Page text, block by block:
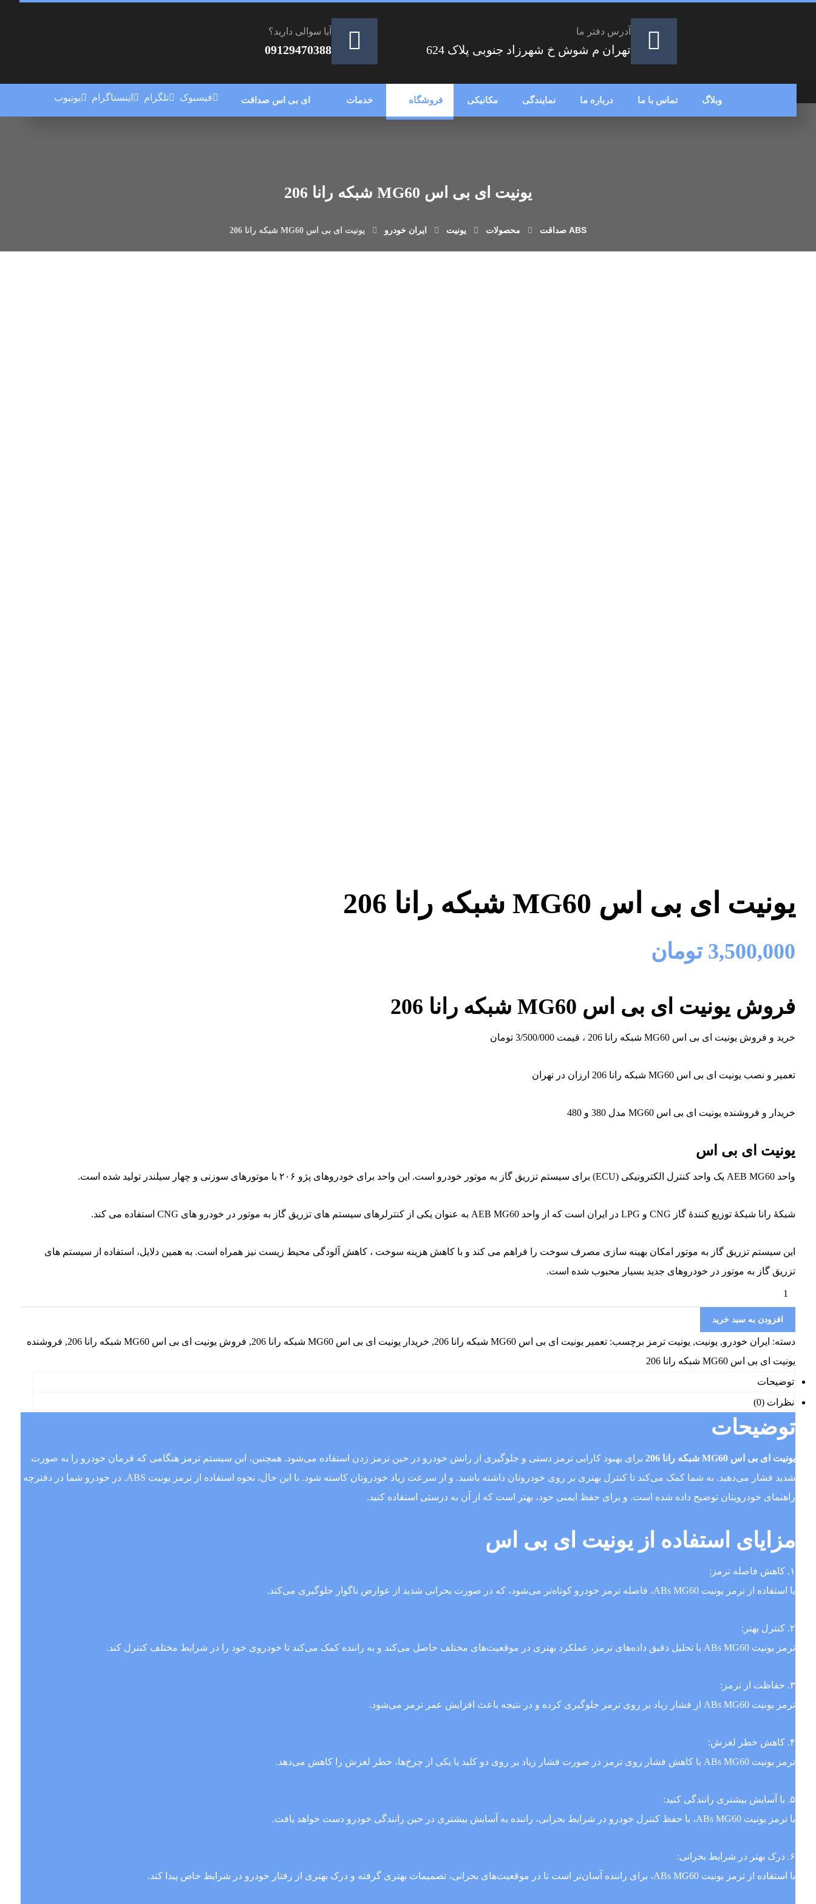
آدرس دفتر ما
تهران م شوش خ شهرزاد جنوبی پلاک 624
آیا سوالی دارید؟
09129470388
ای بی اس صداقت خدمات فروشگاه مکانیکی نمایندگی درباره ما تماس با ما وبلاگ فیسبوک تلگرام اینستاگرام یوتیوب
یونیت ای بی اس MG60 شبکه رانا 206
محصولات یونیت ایران خودرو یونیت ای بی اس MG60 شبکه رانا 206
یونیت ای بی اس MG60 شبکه رانا 206
3,500,000 تومان
فروش یونیت ای بی اس MG60 شبکه رانا 206
خرید و فروش یونیت ای بی اس MG60 شبکه رانا 206 ، قیمت 3/500/000 تومان
تعمیر و نصب یونیت ای بی اس MG60 شبکه رانا 206 ارزان در تهران
خریدار و فروشنده یونیت ای بی اس MG60 مدل 380 و 480
یونیت ای بی اس
واحد AEB MG60 یک واحد کنترل الکترونیکی (ECU) برای سیستم تزریق گاز به موتور خودرو است. این واحد برای خودروهای پژو ۲۰۶ با موتورهای سوزنی و چهار سیلندر تولید شده است.
شبکهٔ رانا شبکهٔ توزیع کنندهٔ گاز CNG و LPG در ایران است که از واحد AEB MG60 به عنوان یکی از کنترلرهای سیستم های تزریق گاز به موتور در خودرو های CNG استفاده می کند.
این سیستم تزریق گاز به موتور امکان بهینه سازی مصرف سوخت را فراهم می کند و با کاهش هزینه سوخت ، کاهش آلودگی محیط زیست نیز همراه است. به همین دلایل، استفاده از سیستم های
تزریق گاز به موتور در خودروهای جدید بسیار محبوب شده است.
افزودن به سبد خرید
دسته: ایران خودرو, یونیت, یونیت ترمز برچسب: تعمیر یونیت ای بی اس MG60 شبکه رانا 206 , خریدار یونیت ای بی اس MG60 شبکه رانا 206 , فروش یونیت ای بی اس MG60 شبکه رانا 206 , فروشنده
یونیت ای بی اس MG60 شبکه رانا 206
توضیحات
نظرات (0)
توضیحات
یونیت ای بی اس MG60 شبکه رانا 206
برای بهبود کارایی ترمز دستی و جلوگیری از رانش خودرو در حین ترمز زدن استفاده می‌شود. همچنین، این سیستم ترمز هنگامی که فرمان خودرو را به صورت
شدید فشار می‌دهید. به شما کمک می‌کند تا کنترل بهتری بر روی خودروتان داشته باشید. و از سرعت زیاد خودروتان کاسته شود. با این حال، نحوه استفاده از ترمز یونیت ABS. در خودرو شما در دفترچه
راهنمای خودرویتان توضیح داده شده است. و برای حفظ ایمنی خود، بهتر است که از آن به درستی استفاده کنید.
مزایای استفاده از یونیت ای بی اس
۱. کاهش فاصله ترمز:
با استفاده از ترمز یونیت ABs MG60، فاصله ترمز خودرو کوتاه‌تر می‌شود، که در صورت بحرانی شدید از عوارض ناگوار جلوگیری می‌کند.
۲. کنترل بهتر:
ترمز یونیت ABs MG60 با تحلیل دقیق داده‌های ترمز، عملکرد بهتری در موقعیت‌های مختلف حاصل می‌کند و به راننده کمک می‌کند تا خودروی خود را در شرایط مختلف کنترل کند.
۳. حفاظت از ترمز:
ترمز یونیت ABs MG60 از فشار زیاد بر روی ترمز جلوگیری کرده و در نتیجه باعث افزایش عمر ترمز می‌شود.
۴. کاهش خطر لغزش:
ترمز یونیت ABs MG60 با کاهش فشار روی ترمز در صورت فشار زیاد بر روی دو کلید یا یکی از چرخ‌ها، خطر لغزش را کاهش می‌دهد.
۵. با آسایش بیشتری رانندگی کنید:
با ترمز یونیت ABs MG60، با حفظ کنترل خودرو در شرایط بحرانی، راننده به آسایش بیشتری در حین رانندگی خودرو دست خواهد یافت.
۶. درک بهتر در شرایط بحرانی:
با استفاده از ترمز یونیت ABs MG60، برای راننده آسان‌تر است تا در موقعیت‌های بحرانی، تصمیمات بهتری گرفته و درک بهتری از رفتار خودرو در شرایط خاص پیدا کند.